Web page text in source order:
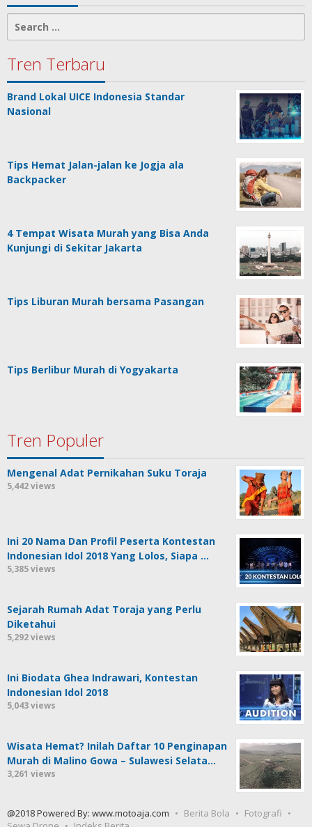
for:
Tren Terbaru
Brand Lokal UICE Indonesia Standar
Nasional
Tips Hemat Jalan-jalan ke Jogja ala
Backpacker
4 Tempat Wisata Murah yang Bisa Anda
Kunjungi di Sekitar Jakarta
Tips Liburan Murah bersama Pasangan
Tips Berlibur Murah di Yogyakarta
Tren Populer
Mengenal Adat Pernikahan Suku Toraja
5,442 views
Ini 20 Nama Dan Profil Peserta Kontestan
Indonesian Idol 2018 Yang Lolos, Siapa …
5,385 views
Sejarah Rumah Adat Toraja yang Perlu
Diketahui
5,292 views
Ini Biodata Ghea Indrawari, Kontestan
Indonesian Idol 2018
5,043 views
Wisata Hemat? Inilah Daftar 10 Penginapan
Murah di Malino Gowa – Sulawesi Selata…
3,261 views
@2018 Powered By: www.motoaja.com Berita Bola
Fotografi